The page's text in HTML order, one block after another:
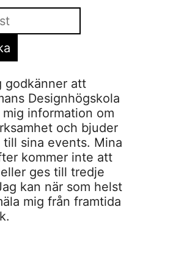
godkänner att
Designhögskola
mig information om
och bjuder
till sina events. Mina
kommer inte att
ges till tredje
kan när som helst
mig från framtida